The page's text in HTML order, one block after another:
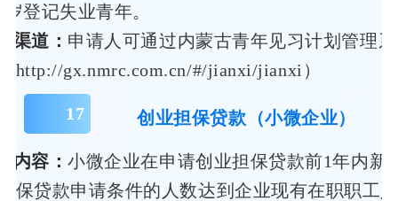
登记失业青年。
渠道： 申请人可通过内蒙古青年见习计划管理
http://gx.nmrc.com.cn/#/jianxi/jianxi）
17 创业担保贷款（小微企业）
内容：小微企业在申请创业担保贷款前1年内新
保贷款申请条件的人数达到企业现有在职职工